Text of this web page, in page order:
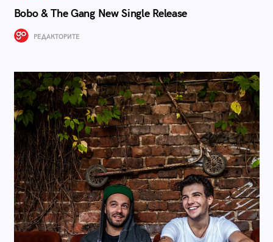
Bobo & The Gang New Single Release
РЕДАКТОРИТЕ